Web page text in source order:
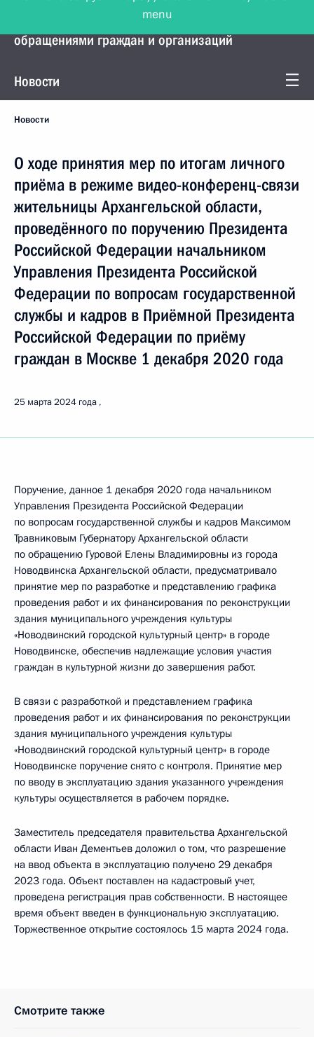
Управление Президента по работе с
обращениями граждан и организаций
Новости
Новости
О ходе принятия мер по итогам личного
приёма в режиме видео-конференц-связи
жительницы Архангельской области,
проведённого по поручению Президента
Российской Федерации начальником
Управления Президента Российской
Федерации по вопросам государственной
службы и кадров в Приёмной Президента
Российской Федерации по приёму
граждан в Москве 1 декабря 2020 года
25 марта 2024 года
Поручение, данное 1 декабря 2020 года начальником
Управления Президента Российской Федерации
по вопросам государственной службы и кадров Максимом
Травниковым Губернатору Архангельской области
по обращению Гуровой Елены Владимировны из города
Новодвинска Архангельской области, предусматривало
принятие мер по разработке и представлению графика
проведения работ и их финансирования по реконструкции
здания муниципального учреждения культуры
«Новодвинский городской культурный центр» в городе
Новодвинске, обеспечив надлежащие условия участия
граждан в культурной жизни до завершения работ.
В связи с разработкой и представлением графика
проведения работ и их финансирования по реконструкции
здания муниципального учреждения культуры
«Новодвинский городской культурный центр» в городе
Новодвинске поручение снято с контроля. Принятие мер
по вводу в эксплуатацию здания указанного учреждения
культуры осуществляется в рабочем порядке.
Заместитель председателя правительства Архангельской
области Иван Дементьев доложил о том, что разрешение
на ввод объекта в эксплуатацию получено 29 декабря
2023 года. Объект поставлен на кадастровый учет,
проведена регистрация прав собственности. В настоящее
время объект введен в функциональную эксплуатацию.
Торжественное открытие состоялось 15 марта 2024 года.
Смотрите также
menu